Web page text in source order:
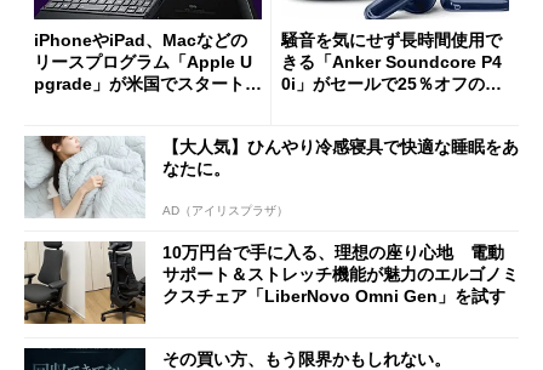
iPhoneやiPad、Macなどの
リースプログラム「Apple U
pgrade」が米国でスタート／
ut」が明...
騒音を気にせず長時間使用で
きる「Anker Soundcore P4
0i」がセールで25％オフの59
【大人気】ひんやり冷感寝具で快適な睡眠をあ
なたに。
AD（アイリスプラザ）
10万円台で手に入る、理想の座り心地 電動
サポート＆ストレッチ機能が魅力のエルゴノミ
クスチェア「LiberNovo Omni Gen」を試す
その買い方、もう限界かもしれない。